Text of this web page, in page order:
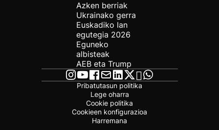
Azken berriak
Ukrainako gerra
Euskadiko lan
egutegia 2026
Eguneko
albisteak
AEB eta Trump
Pribatutasun politika
Lege oharra
Cookie politika
Cookieen konfigurazioa
Harremana